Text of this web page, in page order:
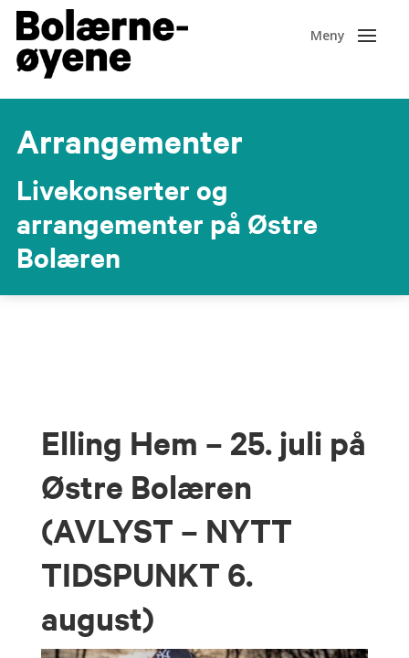
Arrangementer
Livekonserter og
arrangementer på Østre
Bolæren
Elling Hem – 25. juli på
Østre Bolæren
(AVLYST – NYTT
TIDSPUNKT 6.
august)